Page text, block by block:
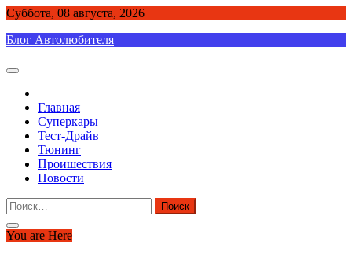
Skip
content
Суббота, 08 августа, 2026
Блог Автолюбителя
Главная
Суперкары
Тест-Драйв
Тюнинг
Проишествия
Новости
Найти:
You are Here